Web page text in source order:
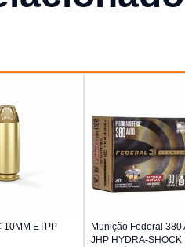
10MM ETPP
Munição Federal 380
JHP HYDRA-SHOCK